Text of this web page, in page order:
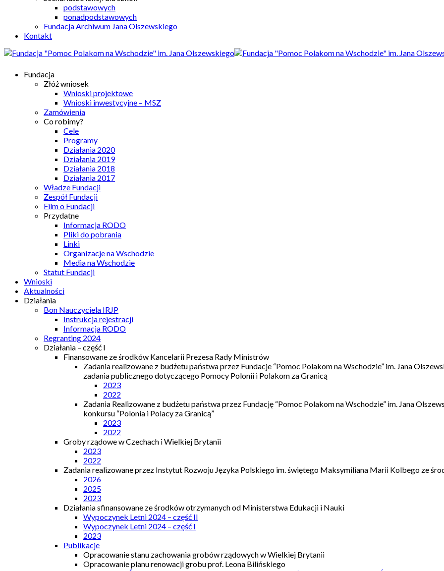
podstawowych
ponadpodstawowych
Fundacja Archiwum Jana Olszewskiego
Kontakt
Fundacja
Złóż wniosek
Wnioski projektowe
Wnioski inwestycyjne – MSZ
Zamówienia
Co robimy?
Cele
Programy
Działania 2020
Działania 2019
Działania 2018
Działania 2017
Władze Fundacji
Zespół Fundacji
Film o Fundacji
Przydatne
Informacja RODO
Pliki do pobrania
Linki
Organizacje na Wschodzie
Media na Wschodzie
Statut Fundacji
Wnioski
Aktualności
Działania
Bon Nauczyciela IRJP
Instrukcja rejestracji
Informacja RODO
Regranting 2024
Działania – część I
Finansowane ze środków Kancelarii Prezesa Rady Ministrów
Zadania realizowane z budżetu państwa przez Fundacje “Pomoc Polakom na Wschodzie” im. Jana
zadania publicznego dotyczącego Pomocy Polonii i Polakom za Granicą
2023
2022
Zadania Realizowane z budżetu państwa przez Fundację “Pomoc Polakom na Wschodzie” im. Jana
konkursu “Polonia i Polacy za Granicą”
2023
2022
Groby rządowe w Czechach i Wielkiej Brytanii
2023
2022
Zadania realizowane przez Instytut Rozwoju Języka Polskiego im. świętego Maksymiliana Marii Kolbego ze
2026
2025
2023
Działania sfinansowane ze środków otrzymanych od Ministerstwa Edukacji i Nauki
Wypoczynek Letni 2024 – część II
Wypoczynek Letni 2024 – część I
2023
Publikacje
Opracowanie stanu zachowania grobów rządowych w Wielkiej Brytanii
Opracowanie planu renowacji grobu prof. Leona Bilińskiego